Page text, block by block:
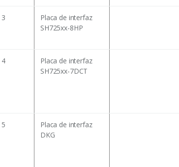
3
Placa de interfaz
SH725xx-8HP
4
Placa de interfaz
SH725xx-7DCT
5
Placa de interfaz
DKG